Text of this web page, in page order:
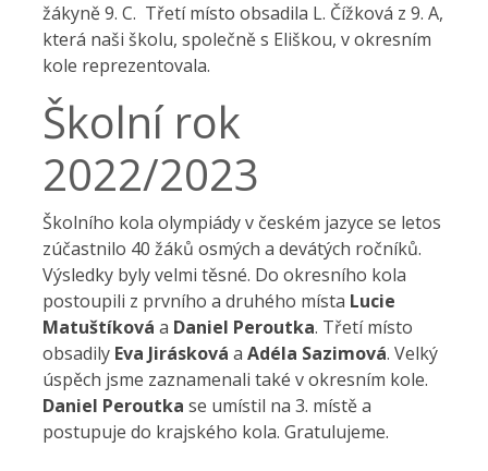
žákyně 9. C. Třetí místo obsadila L. Čížková z 9. A,
která naši školu, společně s Eliškou, v okresním
kole reprezentovala.
Školní rok
2022/2023
Školního kola olympiády v českém jazyce se letos
zúčastnilo 40 žáků osmých a devátých ročníků.
Výsledky byly velmi těsné. Do okresního kola
postoupili z prvního a druhého místa Lucie
Matuštíková a Daniel Peroutka. Třetí místo
obsadily Eva Jirásková a Adéla Sazimová. Velký
úspěch jsme zaznamenali také v okresním kole.
Daniel Peroutka se umístil na 3. místě a
postupuje do krajského kola. Gratulujeme.